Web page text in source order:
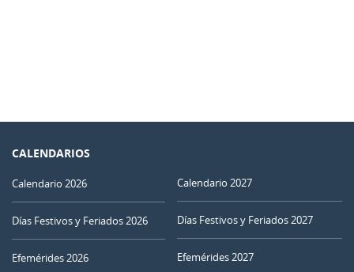
CALENDARIOS
Calendario 2026
Días Festivos y Feriados 2026
Efemérides 2026
Calendario 2027
Días Festivos y Feriados 2027
Efemérides 2027